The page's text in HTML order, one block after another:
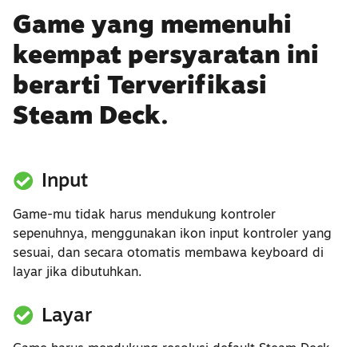
Game yang memenuhi
keempat persyaratan ini
berarti Terverifikasi
Steam Deck.
Input
Game-mu tidak harus mendukung kontroler
sepenuhnya, menggunakan ikon input kontroler yang
sesuai, dan secara otomatis membawa keyboard di
layar jika dibutuhkan.
Layar